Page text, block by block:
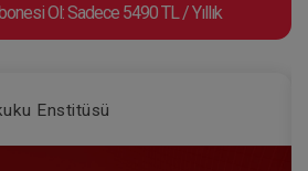
Ol: Sadece 5490 TL / Yıllık
Enstitüsü